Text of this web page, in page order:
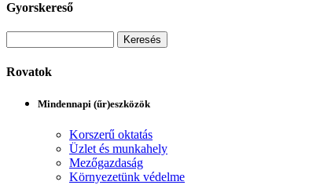
Gyorskereső
Rovatok
Mindennapi (űr)eszközök
Korszerű oktatás
Üzlet és munkahely
Mezőgazdaság
Környezetünk védelme